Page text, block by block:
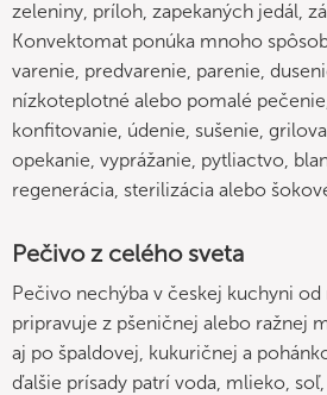
zeleniny, príloh, zapekaných jedál,
Konvektomat ponúka mnoho
varenie, predvarenie, parenie,
nízkoteplotné alebo pomalé
konfitovanie, údenie, sušenie,
opekanie, vyprážanie, pytliactvo,
regenerácia, sterilizácia alebo
Pečivo z celého sveta
Pečivo nechýba v českej kuchyni od
pripravuje z pšeničnej alebo ražnej
aj po špaldovej, kukuričnej a
ďalšie prísady patrí voda, mlieko,